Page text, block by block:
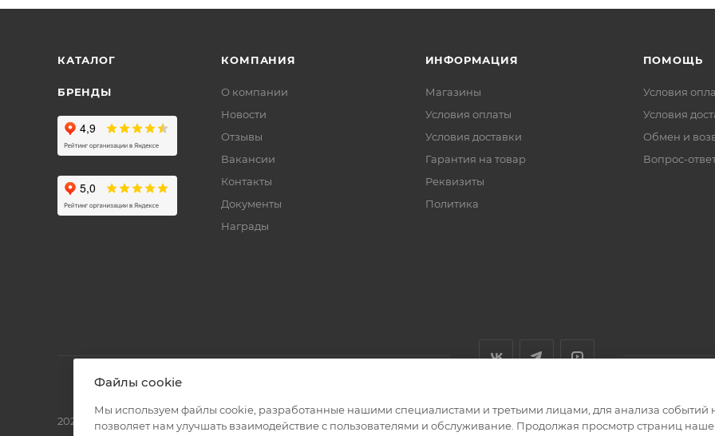
КАТАЛОГ
БРЕНДЫ
КОМПАНИЯ
О компании
Новости
Отзывы
Вакансии
Контакты
Документы
Награды
ИНФОРМАЦИЯ
Магазины
Условия оплаты
Условия доставки
Гарантия на товар
Реквизиты
Политика
ПОМОЩЬ
Условия
Условия
Обмен и
Вопрос-
2026 © Полиграф кит - интернет-магазин
Файлы cookie
Мы используем файлы cookie, разработанные нашими специалистами и третьими лицами, для анализа событий
позволяет нам улучшать взаимодействие с пользователями и обслуживание. Продолжая просмотр страниц